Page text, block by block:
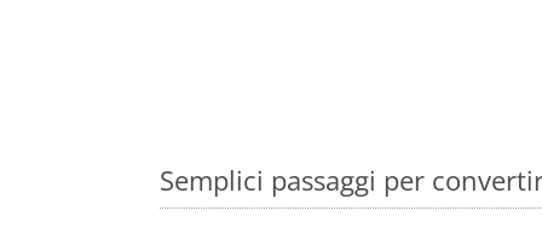
Semplici passaggi per